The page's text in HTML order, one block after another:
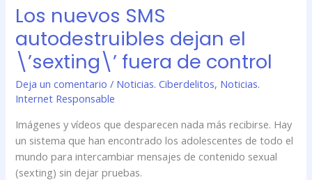
Los nuevos SMS
autodestruibles dejan el
\’sexting\’ fuera de control
Deja un comentario / Noticias. Ciberdelitos, Noticias.
Internet Responsable
Imágenes y vídeos que desparecen nada más recibirse. Hay
un sistema que han encontrado los adolescentes de todo el
mundo para intercambiar mensajes de contenido sexual
(sexting) sin dejar pruebas.
de
control